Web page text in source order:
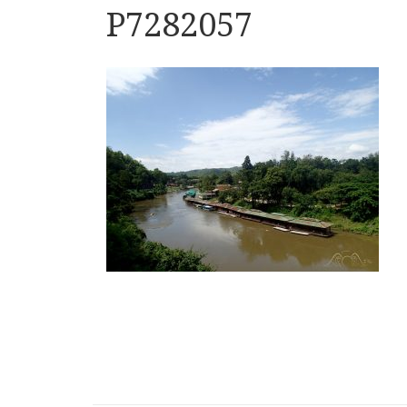
P7282057